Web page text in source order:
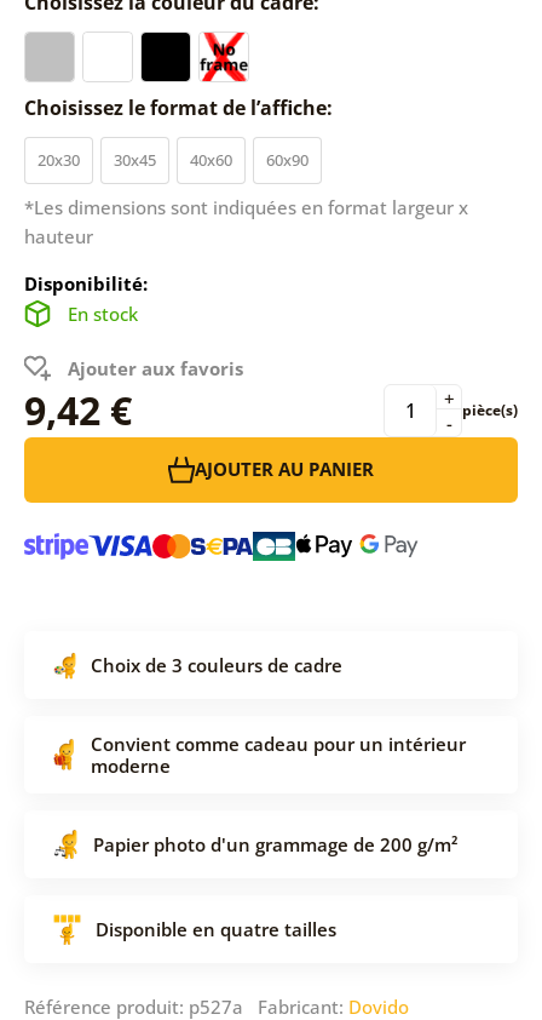
Choisissez le format de l’affiche:
20x30 30x45 40x60 60x90
*Les dimensions sont indiquées en format largeur x
hauteur
Disponibilité:
En stock
Ajouter aux favoris
9,42 € -
+ pièce(s)
AJOUTER AU PANIER
Choix de 3 couleurs de cadre
Convient comme cadeau pour un intérieur
moderne
Papier photo d'un grammage de 200 g/m²
Disponible en quatre tailles
Référence produit: p527a Fabricant: Dovido